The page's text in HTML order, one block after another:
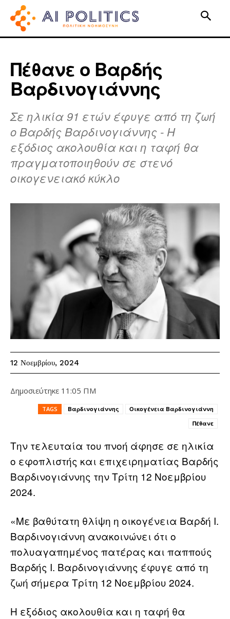
Πέθανε ο Βαρδής
Βαρδινογιάννης
Σε ηλικία 91 ετών έφυγε από τη ζωή
ο Βαρδής Βαρδινογιάννης - Η
εξόδιος ακολουθία και η ταφή θα
πραγματοποιηθούν σε στενό
οικογενειακό κύκλο
12 Νοεμβρίου, 2024
Δημοσιεύτηκε 11:05 ΠΜ
TAGS Βαρδινογιάννης
Οικογένεια Βαρδινογιάννη
Πέθανε
Την τελευταία του πνοή άφησε σε ηλικία
ο εφοπλιστής και επιχειρηματίας Βαρδής
Βαρδινογιάννης την Τρίτη 12 Νοεμβρίου
2024.
«Με βαθύτατη θλίψη η οικογένεια Βαρδή Ι.
Βαρδινογιάννη ανακοινώνει ότι ο
πολυαγαπημένος πατέρας και παππούς
Βαρδής Ι. Βαρδινογιάννης έφυγε από τη
ζωή σήμερα Τρίτη 12 Νοεμβρίου 2024.
Η εξόδιος ακολουθία και η ταφή θα